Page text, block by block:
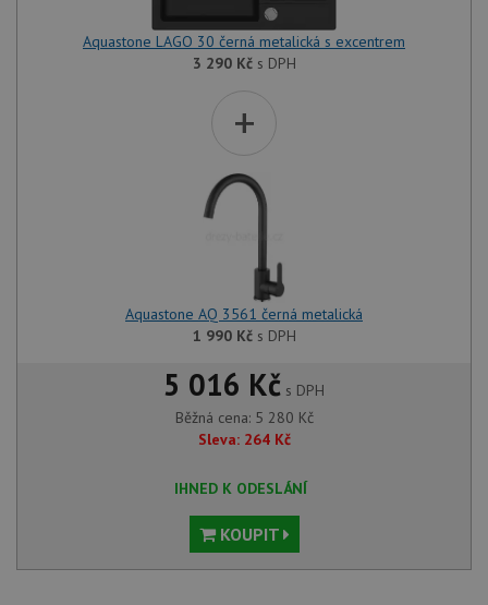
Aquastone LAGO 30 černá metalická s excentrem
3 290 Kčs DPH
+
Aquastone AQ 3561 černá metalická
1 990 Kčs DPH
5 016 Kč s DPH
Běžná cena: 5 280 Kč
Sleva: 264 Kč
IHNED K ODESLÁNÍ
KOUPIT